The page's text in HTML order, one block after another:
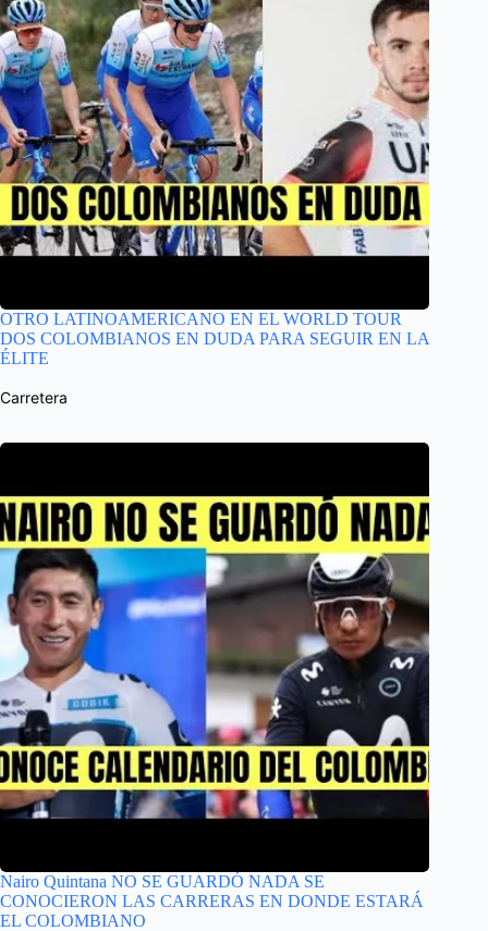
OTRO LATINOAMERICANO EN EL WORLD TOUR
DOS COLOMBIANOS EN DUDA PARA SEGUIR EN LA
ÉLITE
Carretera
Nairo Quintana NO SE GUARDÓ NADA SE
CONOCIERON LAS CARRERAS EN DONDE ESTARÁ
EL COLOMBIANO